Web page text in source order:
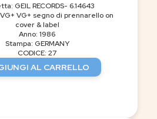
GEIL RECORDS- 6.14643
VG+ segno di prennarello on
cover & label
Anno: 1986
Stampa: GERMANY
CODICE: 27
AL CARRELLO